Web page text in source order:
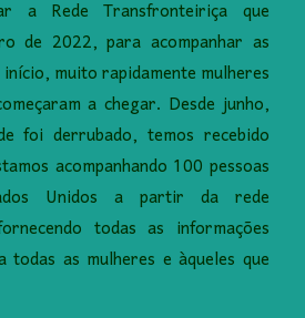
a Rede Transfronteiriça que
de 2022, para acompanhar as
muito rapidamente mulheres
a chegar. Desde junho,
foi derrubado, temos recebido
acompanhando 100 pessoas
Unidos a partir da rede
todas as informações
as mulheres e àqueles que